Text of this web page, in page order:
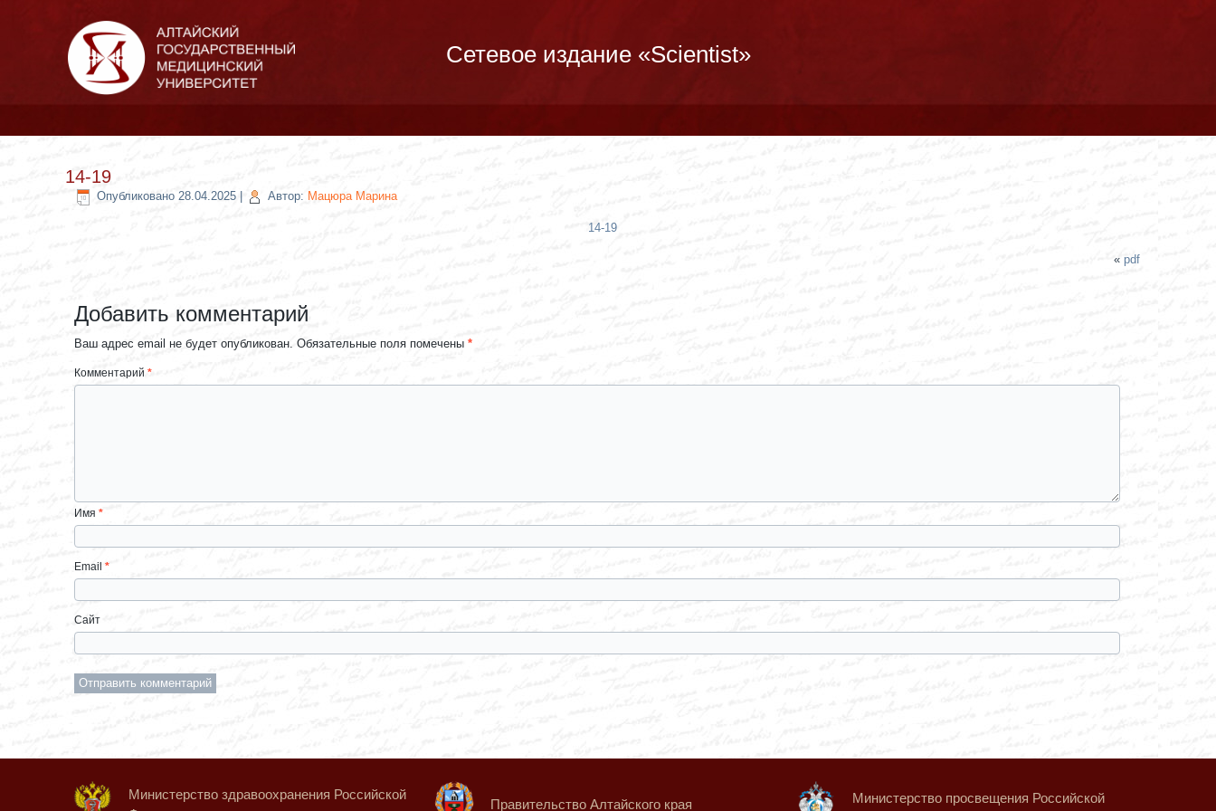
Сетевое издание «Scientist»
14-19
Опубликовано 28.04.2025 Автор: Мацюра Марина
14-19
« pdf
Добавить комментарий
Ваш адрес email не будет опубликован. Обязательные поля помечены *
Комментарий *
Имя *
Email *
Сайт
Министерство здравоохранения Российской
Правительство Алтайского края Министерство просвещения Российской